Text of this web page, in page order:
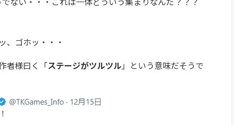
、ゴホッ・・・
者様曰く「ステージがツルツル 」という意味だそうで